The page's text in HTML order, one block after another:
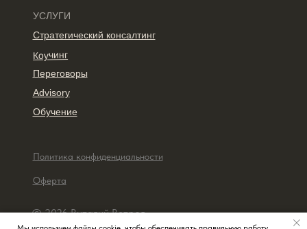
Обучение
Advisory
Переговоры
Коучинг
Стратегический консалтинг
УСЛУГИ
Оферта
Политика конфиденциальности
© 2026 Виталий Ветров